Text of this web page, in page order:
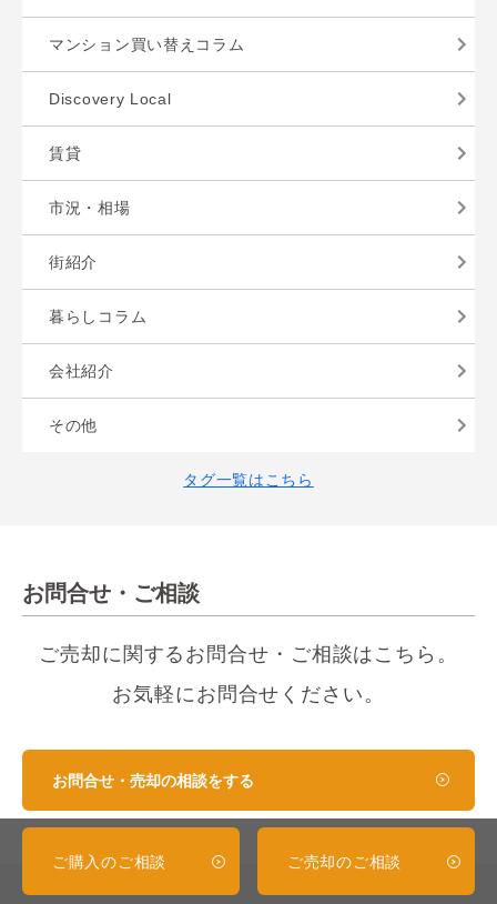
ご購入のご相談 ご売却のご相談
マンション買い替えコラム
Discovery Local
賃貸
市況・相場
街紹介
暮らしコラム
会社紹介
その他
タグ一覧はこちら
お問合せ・ご相談
ご売却に関するお問合せ・ご相談はこちら。
お気軽にお問合せください。
お問合せ・売却の相談をする